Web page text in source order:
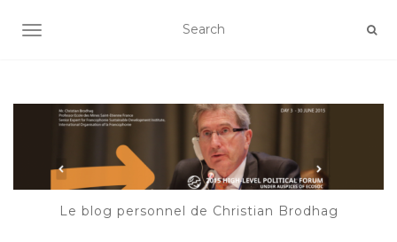
AFFICHER/MASQUER LA NAVIGATION
Le blog personnel de Christian Brodhag